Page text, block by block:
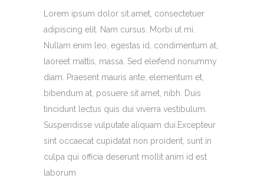
Lorem ipsum dolor sit amet, consectetuer
adipiscing elit. Nam cursus. Morbi ut mi.
Nullam enim leo, egestas id, condimentum at,
laoreet mattis, massa. Sed eleifend nonummy
diam. Praesent mauris ante, elementum et,
bibendum at, posuere sit amet, nibh. Duis
tincidunt lectus quis dui viverra vestibulum.
Suspendisse vulputate aliquam dui.Excepteur
sint occaecat cupidatat non proident, sunt in
culpa qui officia deserunt mollit anim id est
laborum